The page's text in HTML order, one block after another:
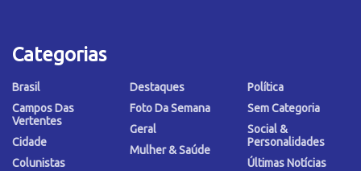
Categorias
Brasil
Campos Das
Vertentes
Cidade
Colunistas
Destaques
Foto Da Semana
Geral
Mulher & Saúde
Política
Sem Categoria
Social &
Personalidades
Últimas Notícias